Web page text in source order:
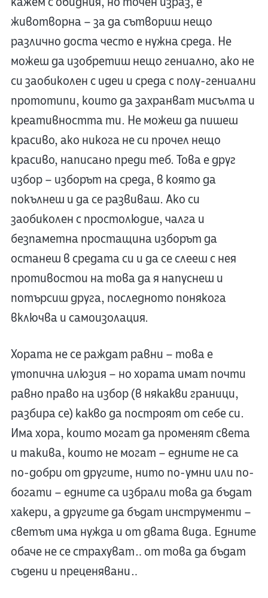
животворна – за да сътвориш нещо
различно доста често е нужна среда. Не
можеш да изобретиш нещо гениално, ако не
си заобиколен с идеи и среда с полу-гениални
прототипи, които да захранват мисълта и
креативността ти. Не можеш да пишеш
красиво, ако никога не си прочел нещо
красиво, написано преди теб. Това е друг
избор – изборът на среда, в която да
покълнеш и да се развиваш. Ако си
заобиколен с простолюдие, чалга и
безпаметна простащина изборът да
останеш в средата си и да се слееш с нея
противостои на това да я напуснеш и
потърсиш друга, последното понякога
включва и самоизолация.
Хората не се раждат равни – това е
утопична илюзия – но хората имат почти
равно право на избор (в някакви граници,
разбира се) какво да построят от себе си.
Има хора, които могат да променят света
и такива, които не могат – едните не са
по-добри от другите, нито по-умни или по-
богати – едните са избрали това да бъдат
хакери, а другите да бъдат инструменти –
светът има нужда и от двата вида. Едните
обаче не се страхуват… от това да бъдат
съдени и преценявани…